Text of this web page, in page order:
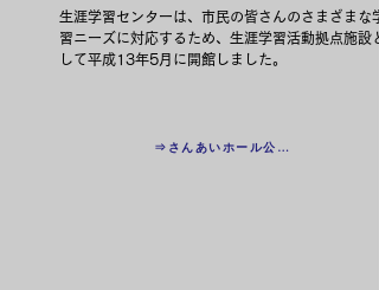
生涯学習センターは、市民の皆さんのさまざまな学
習ニーズに対応するため、生涯学習活動拠点施設と
して平成13年5月に開館しました。​
⇒さんあいホール公式ＨＰ